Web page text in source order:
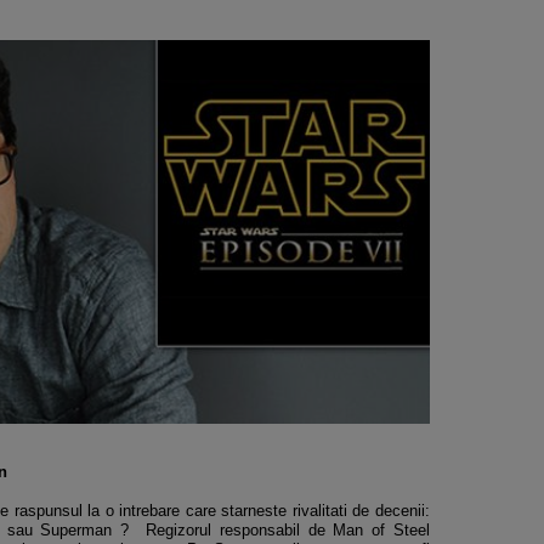
raspunsul la o intrebare care starneste rivalitati de decenii:
Superman ? Regizorul responsabil de Man of Steel